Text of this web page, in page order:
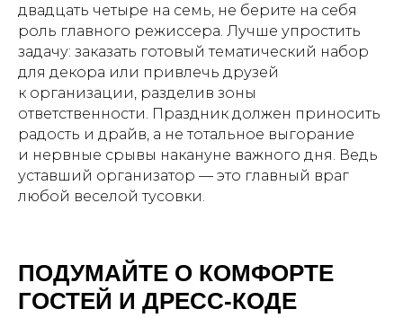
двадцать четыре на семь, не берите на себя
роль главного режиссера. Лучше упростить
задачу: заказать готовый тематический набор
для декора или привлечь друзей
к организации, разделив зоны
ответственности. Праздник должен приносить
радость и драйв, а не тотальное выгорание
и нервные срывы накануне важного дня. Ведь
уставший организатор — это главный враг
любой веселой тусовки.
ПОДУМАЙТЕ О КОМФОРТЕ
ГОСТЕЙ И ДРЕСС-КОДЕ